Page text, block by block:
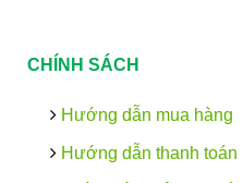
CHÍNH SÁCH
Hướng dẫn mua hàng
Hướng dẫn thanh toán